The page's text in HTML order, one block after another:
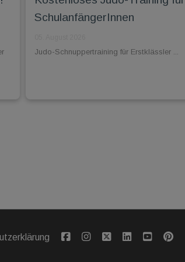
SchulanfängerInnen
Judo-Schnuppertraining für Erstklässler ...